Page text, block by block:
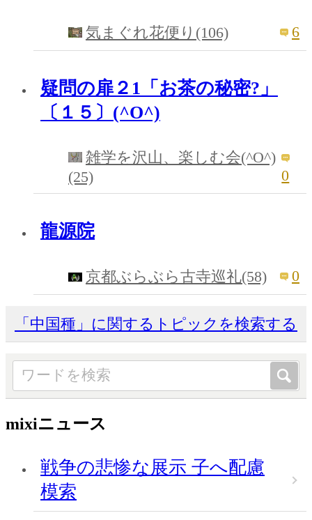
気まぐれ花便り(106) 6
疑問の扉２1「お茶の秘密?」
〔１５〕(^O^)
雑学を沢山、楽しむ会(^O^)
(25)
0
龍源院
京都ぶらぶら古寺巡礼(58) 0
「中国種」に関するトピックを検索する
mixiニュース
戦争の悲惨な展示 子へ配慮
模索